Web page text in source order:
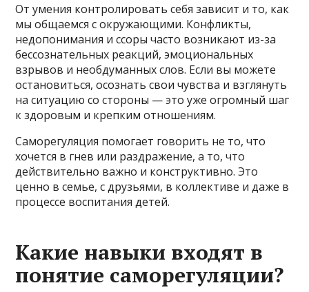
От умения контролировать себя зависит и то, как
мы общаемся с окружающими. Конфликты,
недопонимания и ссоры часто возникают из-за
бессознательных реакций, эмоциональных
взрывов и необдуманных слов. Если вы можете
остановиться, осознать свои чувства и взглянуть
на ситуацию со стороны — это уже огромный шаг
к здоровым и крепким отношениям.
Саморегуляция помогает говорить не то, что
хочется в гнев или раздражение, а то, что
действительно важно и конструктивно. Это
ценно в семье, с друзьями, в коллективе и даже в
процессе воспитания детей.
Какие навыки входят в
понятие саморегуляции?